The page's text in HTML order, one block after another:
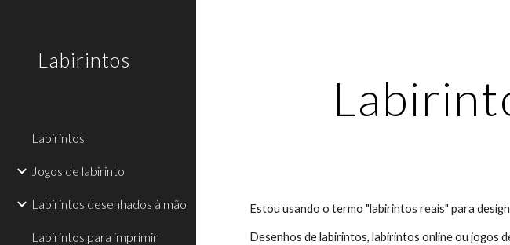
Labirintos
Labirintos
Jogos de labirinto
Labirintos desenhados à mão
Labirintos para imprimir
Estou usando o termo "labirintos reais" para
Desenhos de labirintos, labirintos online ou jogos